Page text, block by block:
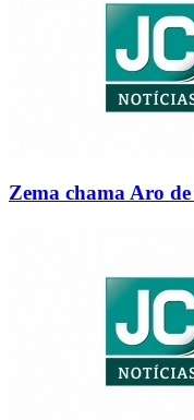
Zema chama Aro